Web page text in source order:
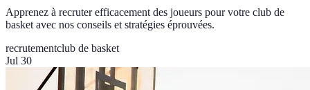
Apprenez à recruter efficacement des joueurs pour votre club de
basket avec nos conseils et stratégies éprouvées.
recrutementclub de basket
Jul 30